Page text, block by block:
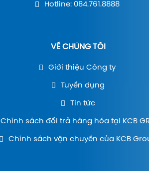
Hotline: 084.761.8888
VỀ CHÚNG TÔI
Giới thiệu Công ty
Tuyển dụng
Tin tức
Chính sách đổi trả hàng hóa tại KCB
Chính sách vận chuyển của KCB